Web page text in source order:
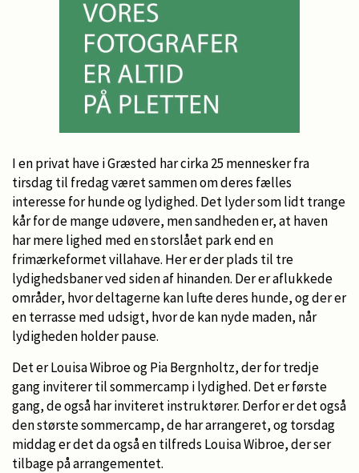
I en privat have i Græsted har cirka 25 mennesker fra
tirsdag til fredag været sammen om deres fælles
interesse for hunde og lydighed. Det lyder som lidt trange
kår for de mange udøvere, men sandheden er, at haven
har mere lighed med en storslået park end en
frimærkeformet villahave. Her er der plads til tre
lydighedsbaner ved siden af hinanden. Der er aflukkede
områder, hvor deltagerne kan lufte deres hunde, og der er
en terrasse med udsigt, hvor de kan nyde maden, når
lydigheden holder pause.
Det er Louisa Wibroe og Pia Bergnholtz, der for tredje
gang inviterer til sommercamp i lydighed. Det er første
gang, de også har inviteret instruktører. Derfor er det også
den største sommercamp, de har arrangeret, og torsdag
middag er det da også en tilfreds Louisa Wibroe, der ser
tilbage på arrangementet.